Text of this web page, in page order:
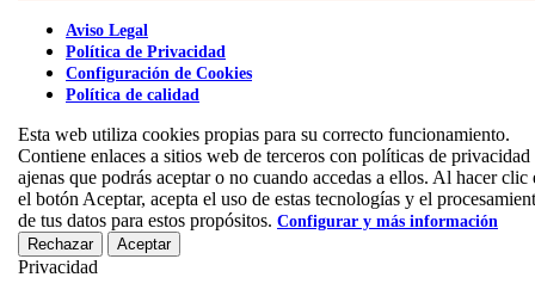
Aviso Legal
Política de Privacidad
Configuración de Cookies
Política de calidad
Esta web utiliza cookies propias para su correcto funcionamiento.
Contiene enlaces a sitios web de terceros con políticas de privacidad
ajenas que podrás aceptar o no cuando accedas a ellos. Al hacer clic
el botón Aceptar, acepta el uso de estas tecnologías y el
de tus datos para estos propósitos. Configurar y más información
Rechazar
Aceptar
Privacidad